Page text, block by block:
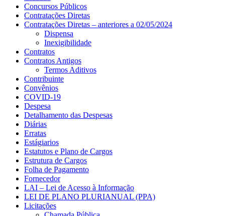
Concursos Públicos
Contratações Diretas
Contratações Diretas – anteriores a 02/05/2024
Dispensa
Inexigibilidade
Contratos
Contratos Antigos
Termos Aditivos
Contribuinte
Convênios
COVID-19
Despesa
Detalhamento das Despesas
Diárias
Erratas
Estágiarios
Estatutos e Plano de Cargos
Estrutura de Cargos
Folha de Pagamento
Fornecedor
LAI – Lei de Acesso à Informação
LEI DE PLANO PLURIANUAL (PPA)
Licitações